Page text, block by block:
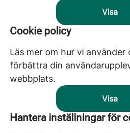
Visa
Cookie policy
Läs mer om hur vi
förbättra din
webbplats.
Visa
Hantera inställningar för